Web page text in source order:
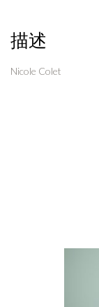
描述
Nicole Colet